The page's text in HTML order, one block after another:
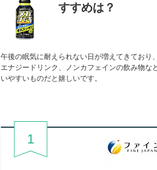
すすめは？
午後の眠気に耐えられない日が増えてきてお
エナジードリンク、ノンカフェインの飲み物
いやすいものだと嬉しいです。
1